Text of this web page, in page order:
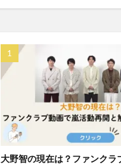
大野智の現在は？ファンクラ